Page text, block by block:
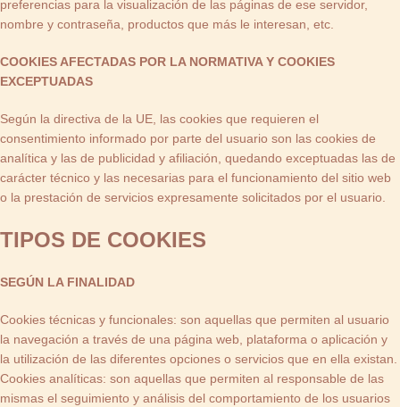
preferencias para la visualización de las páginas de ese servidor,
nombre y contraseña, productos que más le interesan, etc.
COOKIES AFECTADAS POR LA NORMATIVA Y COOKIES
EXCEPTUADAS
Según la directiva de la UE, las cookies que requieren el
consentimiento informado por parte del usuario son las cookies de
analítica y las de publicidad y afiliación, quedando exceptuadas las de
carácter técnico y las necesarias para el funcionamiento del sitio web
o la prestación de servicios expresamente solicitados por el usuario.
TIPOS DE COOKIES
SEGÚN LA FINALIDAD
Cookies técnicas y funcionales: son aquellas que permiten al usuario
la navegación a través de una página web, plataforma o aplicación y
la utilización de las diferentes opciones o servicios que en ella existan.
Cookies analíticas: son aquellas que permiten al responsable de las
mismas el seguimiento y análisis del comportamiento de los usuarios